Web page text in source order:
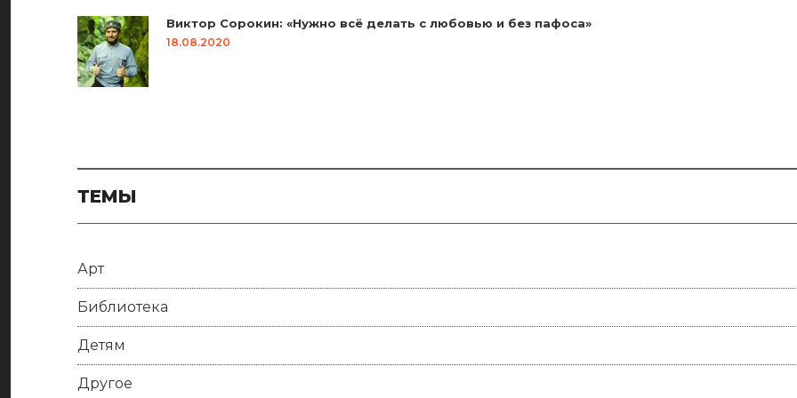
Виктор Сорокин: «Нужно всё делать с любовью и без пафоса»
18.08.2020
ТЕМЫ
Арт
Библиотека
Детям
Другое